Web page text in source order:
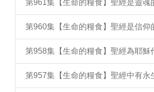
第961集【生命的糧食】聖經是靈魂
第960集【生命的糧食】聖經是信仰
第958集【生命的糧食】聖經為耶穌
第957集【生命的糧食】聖經中有永